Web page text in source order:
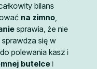
bilans
na zimno
sprawia, że nie
sprawdza się w
polewania kasz i
butelcei